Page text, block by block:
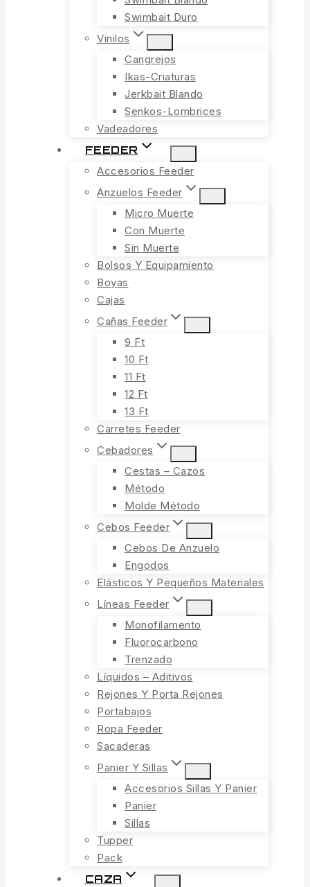
Swimbait Duro
Vinilos
Cangrejos
Ikas-Criaturas
Jerkbait Blando
Senkos-Lombrices
Vadeadores
FEEDER
Accesorios Feeder
Anzuelos Feeder
Micro Muerte
Con Muerte
Sin Muerte
Bolsos Y Equipamiento
Boyas
Cajas
Cañas Feeder
9 Ft
10 Ft
11 Ft
12 Ft
13 Ft
Carretes Feeder
Cebadores
Cestas – Cazos
Método
Molde Método
Cebos Feeder
Cebos De Anzuelo
Engodos
Elásticos Y Pequeños Materiales
Líneas Feeder
Monofilamento
Fluorocarbono
Trenzado
Líquidos – Aditivos
Rejones Y Porta Rejones
Portabajos
Ropa Feeder
Sacaderas
Panier Y Sillas
Accesorios Sillas Y Panier
Panier
Sillas
Tupper
Pack
CAZA